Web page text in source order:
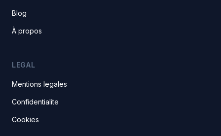
Blog
À propos
LEGAL
Mentions legales
Confidentialite
Cookies